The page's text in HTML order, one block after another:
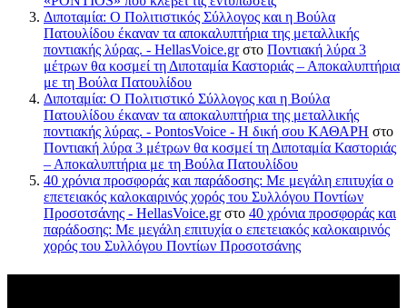
Διποταμία: Ο Πολιτιστικός Σύλλογος και η Βούλα
Πατουλίδου έκαναν τα αποκαλυπτήρια της μεταλλικής
ποντιακής λύρας. - HellasVoice.grστο Ποντιακή λύρα 3
μέτρων θα κοσμεί τη Διποταμία Καστοριάς – Αποκαλυπτήρια
με τη Βούλα Πατουλίδου
Διποταμία: Ο Πολιτιστικό Σύλλογος και η Βούλα
Πατουλίδου έκαναν τα αποκαλυπτήρια της μεταλλικής
ποντιακής λύρας. - PontosVoice - H δική σου ΚΑΘΑΡΗ στο
Ποντιακή λύρα 3 μέτρων θα κοσμεί τη Διποταμία Καστοριάς
– Αποκαλυπτήρια με τη Βούλα Πατουλίδου
40 χρόνια προσφοράς και παράδοσης: Με μεγάλη επιτυχία ο
επετειακός καλοκαιρινός χορός του Συλλόγου Ποντίων
Προσοτσάνης - HellasVoice.grστο 40 χρόνια προσφοράς και
παράδοσης: Με μεγάλη επιτυχία ο επετειακός καλοκαιρινός
χορός του Συλλόγου Ποντίων Προσοτσάνης